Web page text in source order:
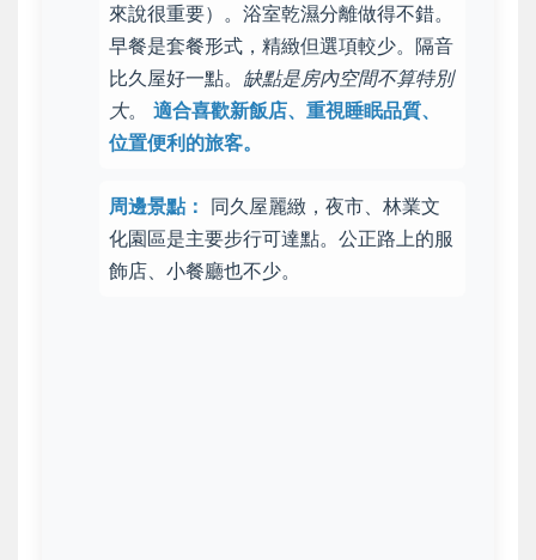
來說很重要）。 浴室乾濕分離做得不錯。
早餐是套餐形式，精緻但選項較少。隔音
比久屋好一點。 缺點是房內空間不算特別
大。 適合喜歡新飯店、重視睡眠品質、
位置便利的旅客。
周邊景點： 同久屋麗緻，夜市、林業文
化園區是主要步行可達點。公正路上的服
飾店、小餐廳也不少。